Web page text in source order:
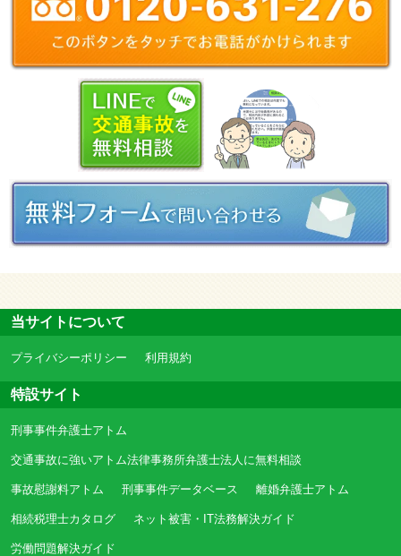
当サイトについて
プライバシーポリシー 利用規約
特設サイト
刑事事件弁護士アトム
交通事故に強いアトム法律事務所弁護士法人に無料相談
事故慰謝料アトム 刑事事件データベース 離婚弁護士アトム
相続税理士カタログ ネット被害・IT法務解決ガイド
労働問題解決ガイド